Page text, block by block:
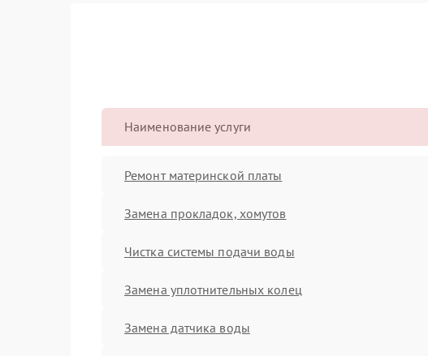
Наименование услуги
Ремонт материнской платы
Замена прокладок, хомутов
Чистка системы подачи воды
Замена уплотнительных колец
Замена датчика воды